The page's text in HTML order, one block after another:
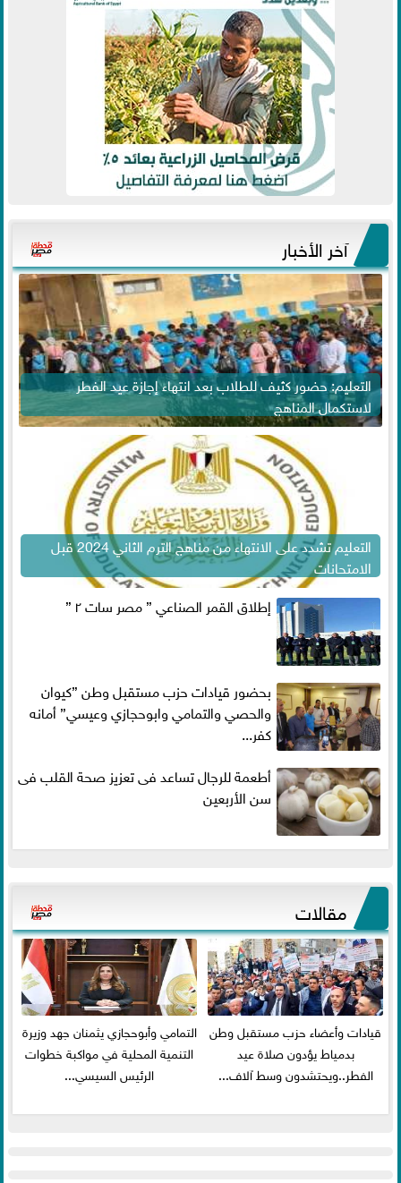
آخر الأخبار
التعليم: حضور كثيف للطلاب بعد انتهاء إجازة عيد الفطر
لاستكمال المناهج
التعليم تشدد على الانتهاء من مناهج الترم الثاني 2024 قبل
الامتحانات
إطلاق القمر الصناعي ” مصر سات ٢ ”
بحضور قيادات حزب مستقبل وطن ”كيوان
والحصي والتمامي وابوحجازي وعيسي” أمانه
كفر...
أطعمة للرجال تساعد فى تعزيز صحة القلب فى
سن الأربعين
مقالات
قيادات وأعضاء حزب مستقبل وطن
بدمياط يؤدون صلاة عيد
الفطر..ويحتشدون وسط آلاف...
التمامي وأبوحجازي يثمنان جهد وزيرة
التنمية المحلية في مواكبة خطوات
الرئيس السيسي...